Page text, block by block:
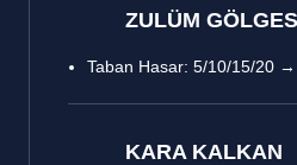
ZULÜM
Taban Hasar: 5/10/15/20 →
KARA KALKAN